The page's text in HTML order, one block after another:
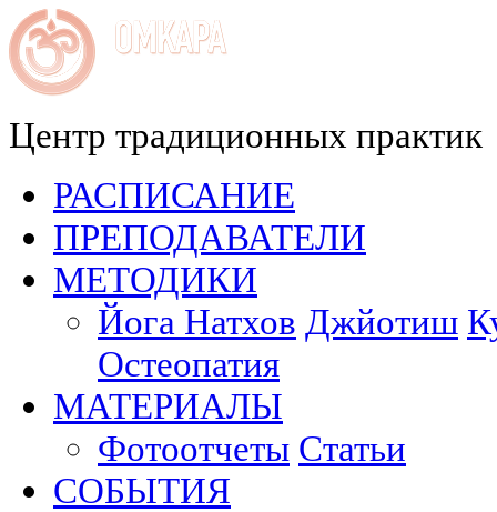
Центр традиционных практик
РАСПИСАНИЕ
ПРЕПОДАВАТЕЛИ
МЕТОДИКИ
Йога Натхов Джйотиш
Остеопатия
МАТЕРИАЛЫ
Фотоотчеты Статьи
СОБЫТИЯ